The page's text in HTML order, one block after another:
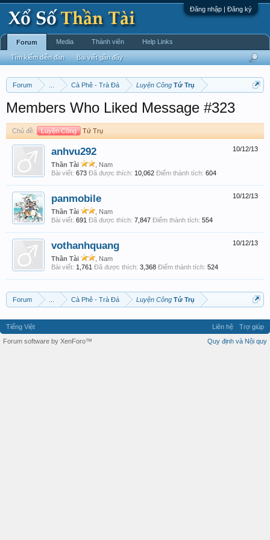
Đăng nhập | Đăng ký
Forum Cà Phê - Trà Đá Luyện Công Tứ Trụ
Members Who Liked Message #323
Chủ đề: Luyện Công Tứ Trụ
10/12/13
anhvu292
Thần Tài
, Nam
Bài viết: 673 Đã được thích: 10,062 Điểm thành tích: 604
10/12/13
panmobile
Thần Tài
, Nam
Bài viết: 691 Đã được thích: 7,847 Điểm thành tích: 554
10/12/13
vothanhquang
Thần Tài
, Nam
Bài viết: 1,761 Đã được thích: 3,368 Điểm thành tích: 524
Forum Cà Phê - Trà Đá Luyện Công Tứ Trụ
Forum
Tìm kiếm diễn đàn Bài viết gần đây
Media Thành viên Help Links
Tiếng Việt Liên hệ
Trợ giúp
Quy định và Nội quy
Forum software by XenForo™